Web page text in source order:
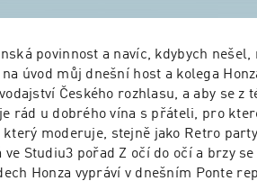
povinnost a navíc, kdybych
úvod můj dnešní host a kolega
Českého rozhlasu, a aby se z
rád u dobrého vína s přáteli, pro
moderuje, stejně jako Retro
ve Studiu3 pořad Z očí do očí a brzy
Honza vypráví v dnešním Ponte